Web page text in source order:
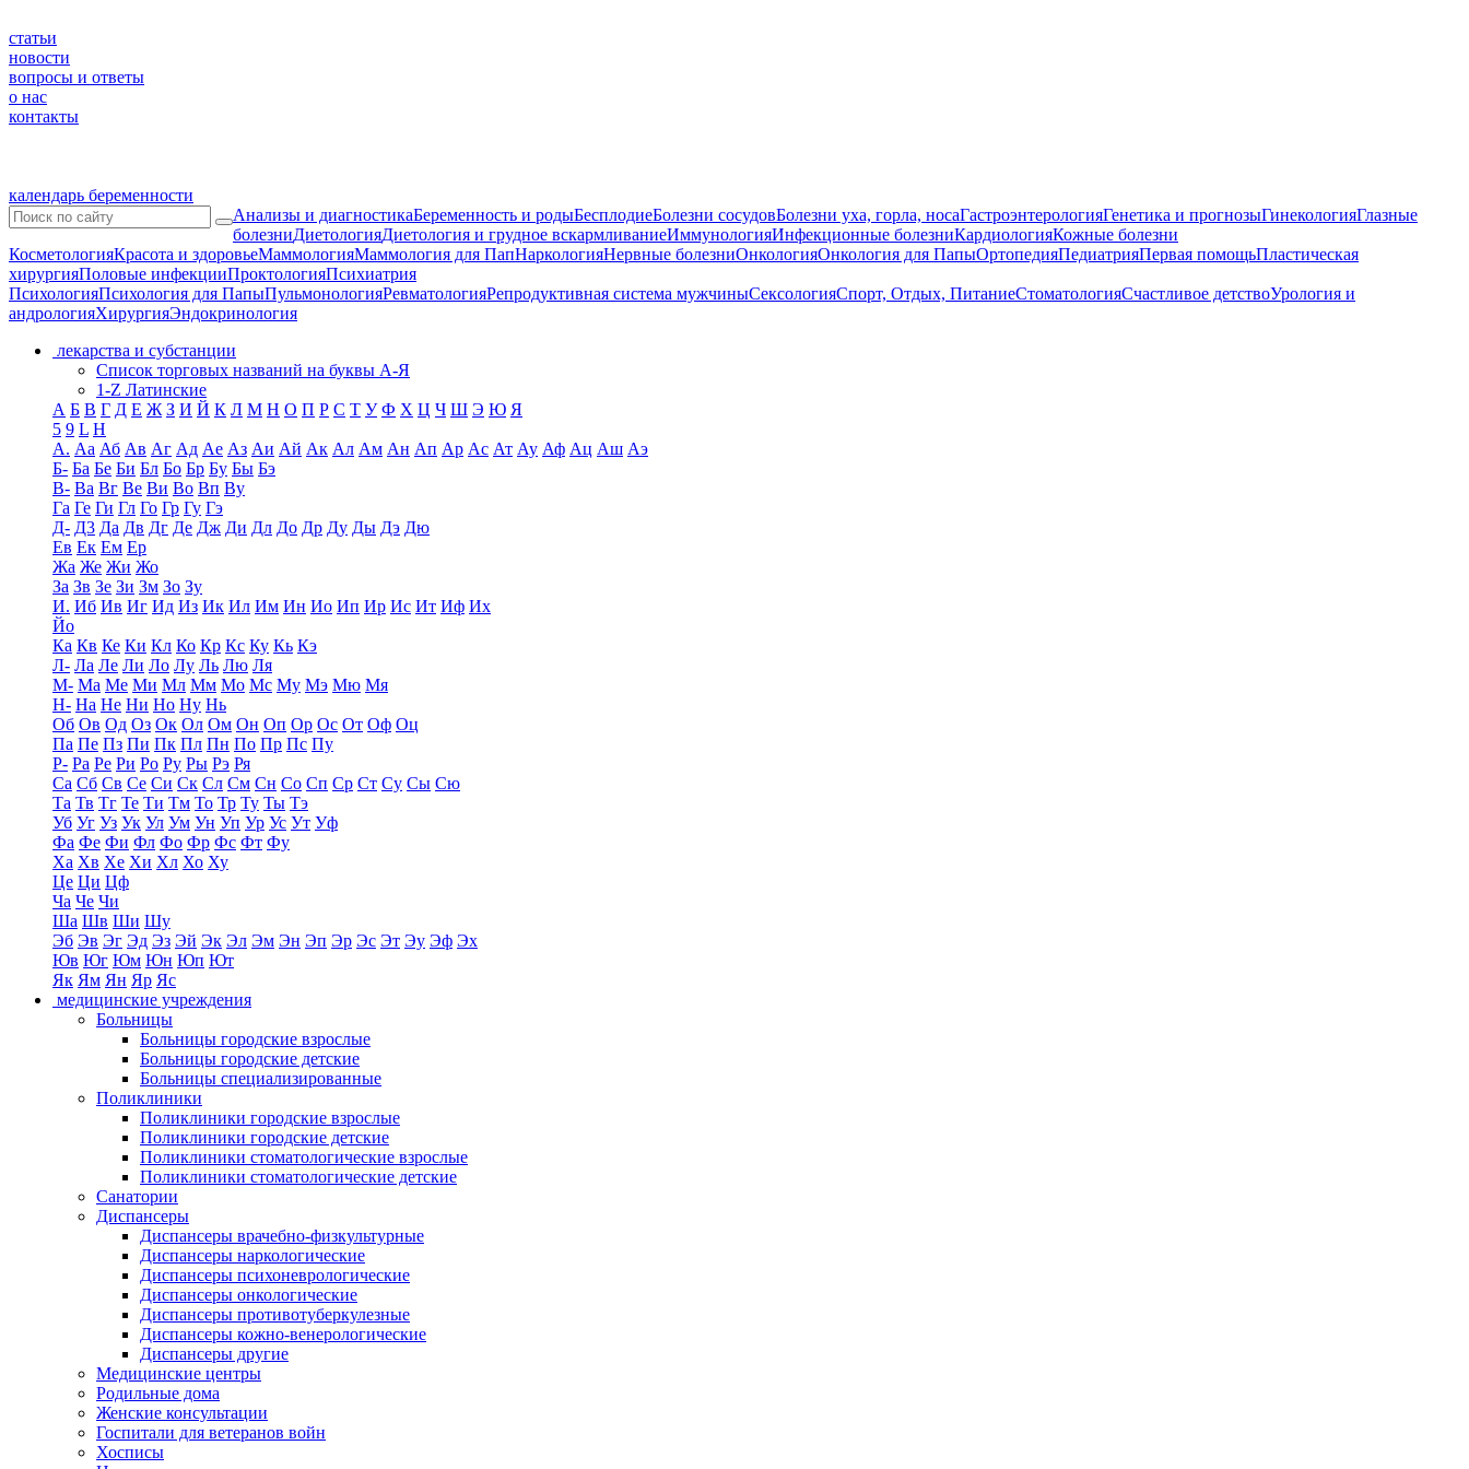
статьи
новости
вопросы и ответы
о нас
контакты
календарь беременности
Анализы и диагностикаБеременность и родыБесплодиеБолезни сосудовБолезни уха, горла, носаГастроэнтерологияГенетика и прогнозыГинекологияГлазные
болезниДиетологияДиетология и грудное вскармливаниеИммунологияИнфекционные болезниКардиологияКожные болезни
КосметологияКрасота и здоровьеМаммологияМаммология для ПапНаркологияНервные болезниОнкологияОнкология для ПапыОртопедияПедиатрияПервая помощьПластическая
хирургияПоловые инфекцииПроктологияПсихиатрия
ПсихологияПсихология для ПапыПульмонологияРевматологияРепродуктивная система мужчиныСексологияСпорт, Отдых, ПитаниеСтоматологияСчастливое детствоУрология и
андрологияХирургияЭндокринология
лекарства и субстанции
Список торговых названий на буквы А-Я
1-Z Латинские
А Б В Г Д Е Ж З И Й К Л М Н О П Р С Т У Ф Х Ц Ч Ш Э Ю Я
5 9 L H
А. Аа Аб Ав Аг Ад Ае Аз Аи Ай Ак Ал Ам Ан Ап Ар Ас Ат Ау Аф Ац Аш Аэ
Б- Ба Бе Би Бл Бо Бр Бу Бы Бэ
В- Ва Вг Ве Ви Во Вп Ву
Га Ге Ги Гл Го Гр Гу Гэ
Д- Д3 Да Дв Дг Де Дж Ди Дл До Др Ду Ды Дэ Дю
Ев Ек Ем Ер
Жа Же Жи Жо
За Зв Зе Зи Зм Зо Зу
И. Иб Ив Иг Ид Из Ик Ил Им Ин Ио Ип Ир Ис Ит Иф Их
Йо
Ка Кв Ке Ки Кл Ко Кр Кс Ку Кь Кэ
Л- Ла Ле Ли Ло Лу Ль Лю Ля
М- Ма Ме Ми Мл Мм Мо Мс Му Мэ Мю Мя
Н- На Не Ни Но Ну Нь
Об Ов Од Оз Ок Ол Ом Он Оп Ор Ос От Оф Оц
Па Пе Пз Пи Пк Пл Пн По Пр Пс Пу
Р- Ра Ре Ри Ро Ру Ры Рэ Ря
Са Сб Св Се Си Ск Сл См Сн Со Сп Ср Ст Су Сы Сю
Та Тв Тг Те Ти Тм То Тр Ту Ты Тэ
Уб Уг Уз Ук Ул Ум Ун Уп Ур Ус Ут Уф
Фа Фе Фи Фл Фо Фр Фс Фт Фу
Ха Хв Хе Хи Хл Хо Ху
Це Ци Цф
Ча Че Чи
Ша Шв Ши Шу
Эб Эв Эг Эд Эз Эй Эк Эл Эм Эн Эп Эр Эс Эт Эу Эф Эх
Юв Юг Юм Юн Юп Ют
Як Ям Ян Яр Яс
медицинские учреждения
Больницы
Больницы городские взрослые
Больницы городские детские
Больницы специализированные
Поликлиники
Поликлиники городские взрослые
Поликлиники городские детские
Поликлиники стоматологические взрослые
Поликлиники стоматологические детские
Санатории
Диспансеры
Диспансеры врачебно-физкультурные
Диспансеры наркологические
Диспансеры психоневрологические
Диспансеры онкологические
Диспансеры противотуберкулезные
Диспансеры кожно-венерологические
Диспансеры другие
Медицинские центры
Родильные дома
Женские консультации
Госпитали для ветеранов войн
Хосписы